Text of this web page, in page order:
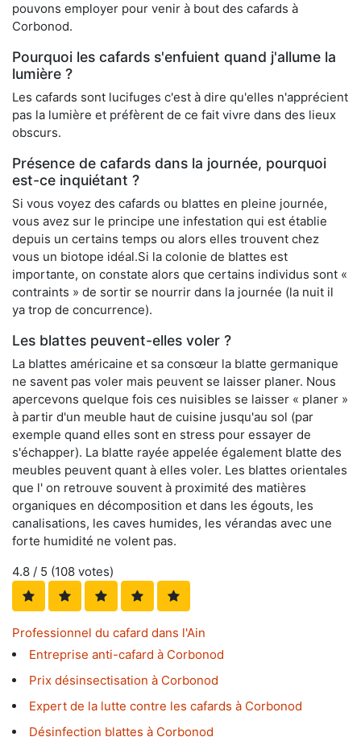
pouvons employer pour venir à bout des cafards à
Corbonod.
Pourquoi les cafards s'enfuient quand j'allume la
lumière ?
Les cafards sont lucifuges c'est à dire qu'elles n'apprécient
pas la lumière et préfèrent de ce fait vivre dans des lieux
obscurs.
Présence de cafards dans la journée, pourquoi
est-ce inquiétant ?
Si vous voyez des cafards ou blattes en pleine journée,
vous avez sur le principe une infestation qui est établie
depuis un certains temps ou alors elles trouvent chez
vous un biotope idéal.Si la colonie de blattes est
importante, on constate alors que certains individus sont «
contraints » de sortir se nourrir dans la journée (la nuit il
ya trop de concurrence).
Les blattes peuvent-elles voler ?
La blattes américaine et sa consœur la blatte germanique
ne savent pas voler mais peuvent se laisser planer. Nous
apercevons quelque fois ces nuisibles se laisser « planer »
à partir d'un meuble haut de cuisine jusqu'au sol (par
exemple quand elles sont en stress pour essayer de
s'échapper). La blatte rayée appelée également blatte des
meubles peuvent quant à elles voler. Les blattes orientales
que l' on retrouve souvent à proximité des matières
organiques en décomposition et dans les égouts, les
canalisations, les caves humides, les vérandas avec une
forte humidité ne volent pas.
4.8 / 5 (108 votes)
Professionnel du cafard dans l'Ain
Entreprise anti-cafard à Corbonod
Prix désinsectisation à Corbonod
Expert de la lutte contre les cafards à Corbonod
Désinfection blattes à Corbonod